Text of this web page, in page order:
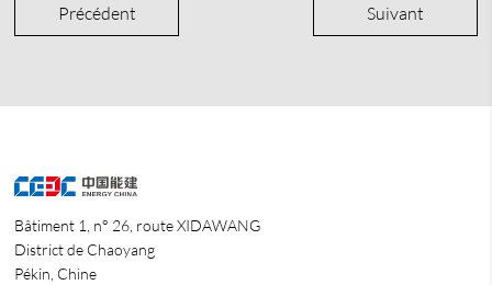
Précédent Suivant
Bâtiment 1, n° 26, route XIDAWANG
District de Chaoyang
Pékin, Chine